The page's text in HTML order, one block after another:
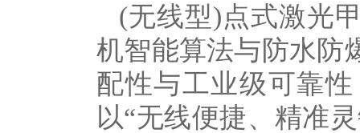
(无线型)点式激光
机智能算法与防水防
配性与工业级可靠
以“无线便捷、精准